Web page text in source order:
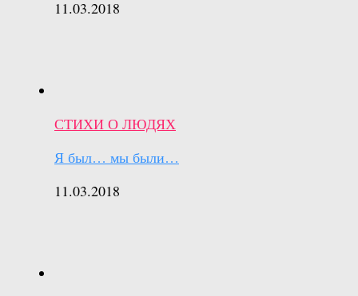
11.03.2018
СТИХИ О ЛЮДЯХ
Я был… мы были…
11.03.2018